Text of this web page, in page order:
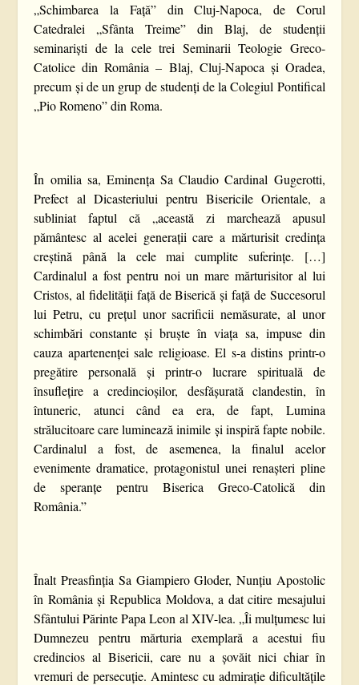
„Schimbarea la Față” din Cluj-Napoca, de Corul
Catedralei „Sfânta Treime” din Blaj, de studenții
seminariști de la cele trei Seminarii Teologie Greco-
Catolice din România – Blaj, Cluj-Napoca și Oradea,
precum și de un grup de studenți de la Colegiul Pontifical
„Pio Romeno” din Roma.
În omilia sa, Eminența Sa Claudio Cardinal Gugerotti,
Prefect al Dicasteriului pentru Bisericile Orientale, a
subliniat faptul că „această zi marchează apusul
pământesc al acelei generații care a mărturisit credința
creștină până la cele mai cumplite suferințe. […]
Cardinalul a fost pentru noi un mare mărturisitor al lui
Cristos, al fidelității față de Biserică și față de Succesorul
lui Petru, cu prețul unor sacrificii nemăsurate, al unor
schimbări constante și bruște în viața sa, impuse din
cauza apartenenței sale religioase. El s-a distins printr-o
pregătire personală și printr-o lucrare spirituală de
însuflețire a credincioșilor, desfășurată clandestin, în
întuneric, atunci când ea era, de fapt, Lumina
strălucitoare care luminează inimile și inspiră fapte nobile.
Cardinalul a fost, de asemenea, la finalul acelor
evenimente dramatice, protagonistul unei renașteri pline
de speranțe pentru Biserica Greco-Catolică din
România.”
Înalt Preasfinția Sa Giampiero Gloder, Nunțiu Apostolic
în România și Republica Moldova, a dat citire mesajului
Sfântului Părinte Papa Leon al XIV-lea. „Îi mulțumesc lui
Dumnezeu pentru mărturia exemplară a acestui fiu
credincios al Bisericii, care nu a șovăit nici chiar în
vremuri de persecuție. Amintesc cu admirație dificultățile